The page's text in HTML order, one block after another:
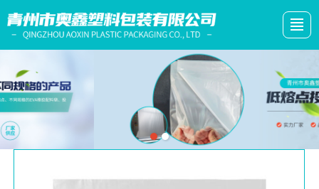
车间展示 留言反馈